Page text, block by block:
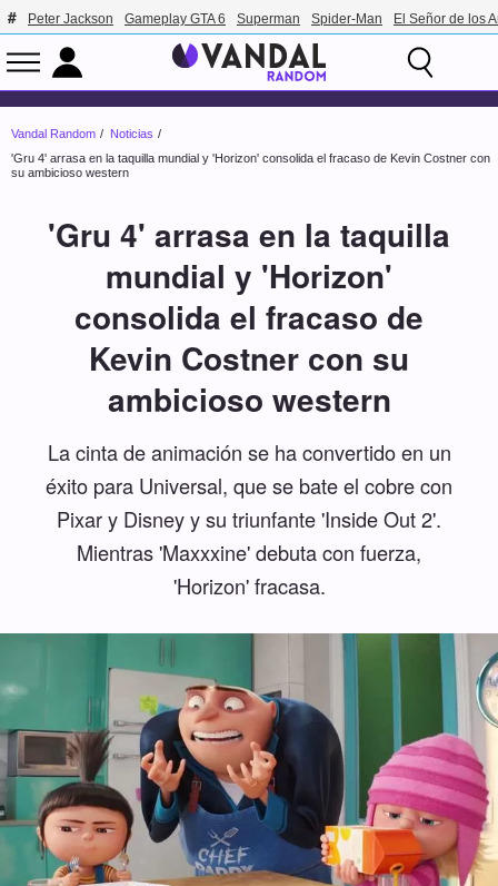
Peter Jackson Gameplay GTA 6 Superman Spider-Man El Señor de los
Vandal Random
Noticias
'Gru 4' arrasa en la taquilla mundial y 'Horizon' consolida el fracaso de Kevin Costner con
su ambicioso western
'Gru 4' arrasa en la taquilla
mundial y 'Horizon'
consolida el fracaso de
Kevin Costner con su
ambicioso western
La cinta de animación se ha convertido en un
éxito para Universal, que se bate el cobre con
Pixar y Disney y su triunfante 'Inside Out 2'.
Mientras 'Maxxxine' debuta con fuerza,
'Horizon' fracasa.